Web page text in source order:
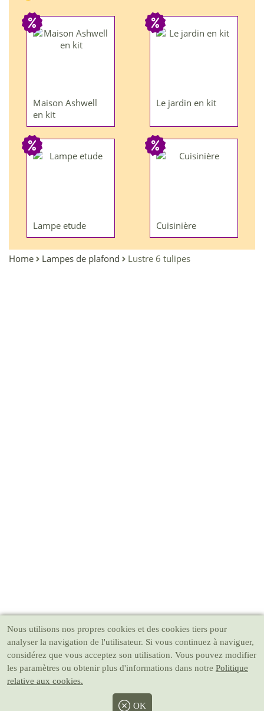
Maison Ashwell
en kit
Le jardin en kit
Lampe etude Cuisinière
Home Lampes de plafond Lustre 6 tulipes
Nous utilisons nos propres cookies et des cookies tiers pour
analyser la navigation de l'utilisateur. Si vous continuez à naviguer,
considérez que vous acceptez son utilisation. Vous pouvez modifier
les paramètres ou obtenir plus d'informations dans notre Politique
relative aux cookies.
OK